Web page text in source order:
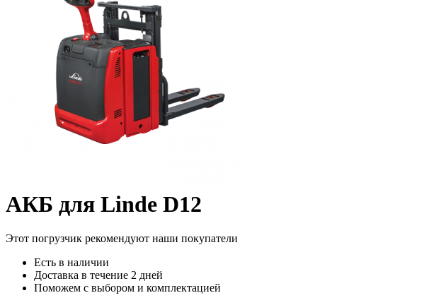
АКБ для Linde D12
Этот погрузчик рекомендуют наши покупатели
Есть в наличии
Доставка в течение 2 дней
Поможем с выбором и комплектацией